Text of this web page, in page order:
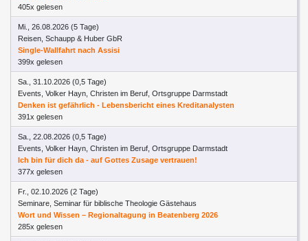
405x gelesen
Mi., 26.08.2026 (5 Tage)
Reisen, Schaupp & Huber GbR
Single-Wallfahrt nach Assisi
399x gelesen
Sa., 31.10.2026 (0,5 Tage)
Events, Volker Hayn, Christen im Beruf, Ortsgruppe Darmstadt
Denken ist gefährlich - Lebensbericht eines Kreditanalysten
391x gelesen
Sa., 22.08.2026 (0,5 Tage)
Events, Volker Hayn, Christen im Beruf, Ortsgruppe Darmstadt
Ich bin für dich da - auf Gottes Zusage vertrauen!
377x gelesen
Fr., 02.10.2026 (2 Tage)
Seminare, Seminar für biblische Theologie Gästehaus
Wort und Wissen – Regionaltagung in Beatenberg 2026
285x gelesen